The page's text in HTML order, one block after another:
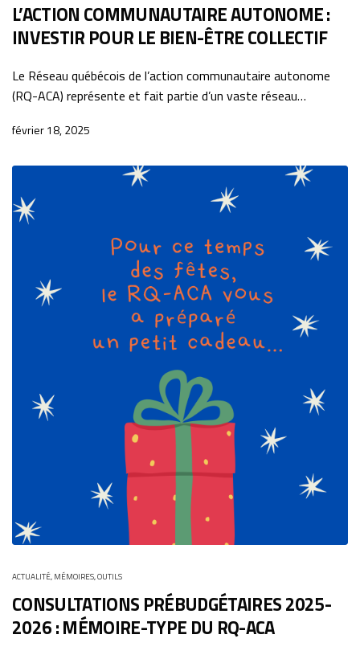
L’ACTION COMMUNAUTAIRE AUTONOME :
INVESTIR POUR LE BIEN-ÊTRE COLLECTIF
Le Réseau québécois de l’action communautaire autonome
(RQ-ACA) représente et fait partie d’un vaste réseau…
février 18, 2025
ACTUALITÉ, MÉMOIRES,OUTILS
CONSULTATIONS PRÉBUDGÉTAIRES 2025-
2026 : MÉMOIRE-TYPE DU RQ-ACA